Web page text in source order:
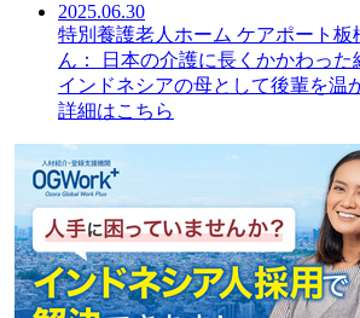
2025.06.30
特別養護老人ホーム ケアポート板
ん： 日本の介護に長くかかわった
インドネシアの母として後輩を温
詳細はこちら